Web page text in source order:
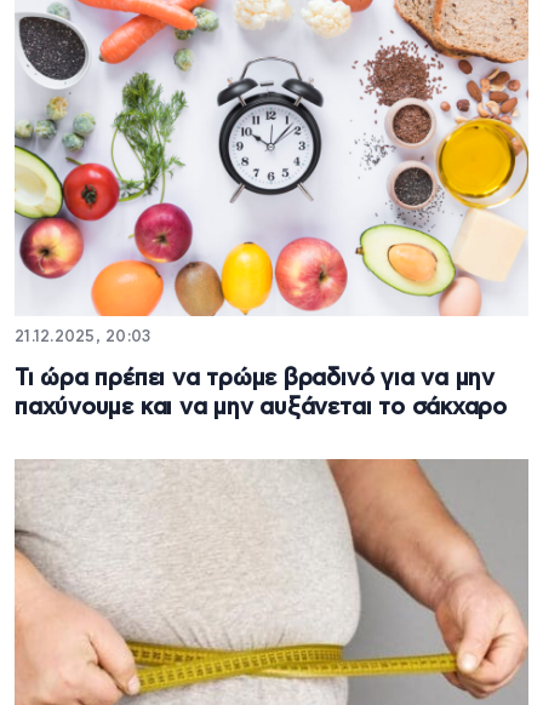
21.12.2025, 20:03
Τι ώρα πρέπει να τρώμε βραδινό για να μην
παχύνουμε και να μην αυξάνεται το σάκχαρο